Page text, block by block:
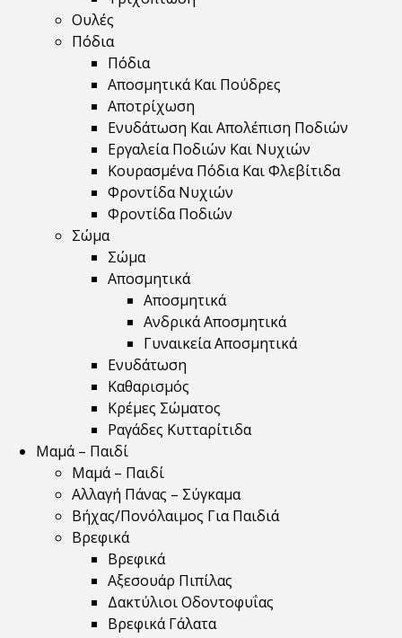
Ουλές
Πόδια
Πόδια
Αποσμητικά Και Πούδρες
Αποτρίχωση
Ενυδάτωση Και Απολέπιση Ποδιών
Εργαλεία Ποδιών Και Νυχιών
Κουρασμένα Πόδια Και Φλεβίτιδα
Φροντίδα Νυχιών
Φροντίδα Ποδιών
Σώμα
Σώμα
Αποσμητικά
Αποσμητικά
Ανδρικά Αποσμητικά
Γυναικεία Αποσμητικά
Ενυδάτωση
Καθαρισμός
Κρέμες Σώματος
Ραγάδες Κυτταρίτιδα
Μαμά – Παιδί
Μαμά – Παιδί
Αλλαγή Πάνας – Σύγκαμα
Βήχας/Πονόλαιμος Για Παιδιά
Βρεφικά
Βρεφικά
Αξεσουάρ Πιπίλας
Δακτύλιοι Οδοντοφυΐας
Βρεφικά Γάλατα